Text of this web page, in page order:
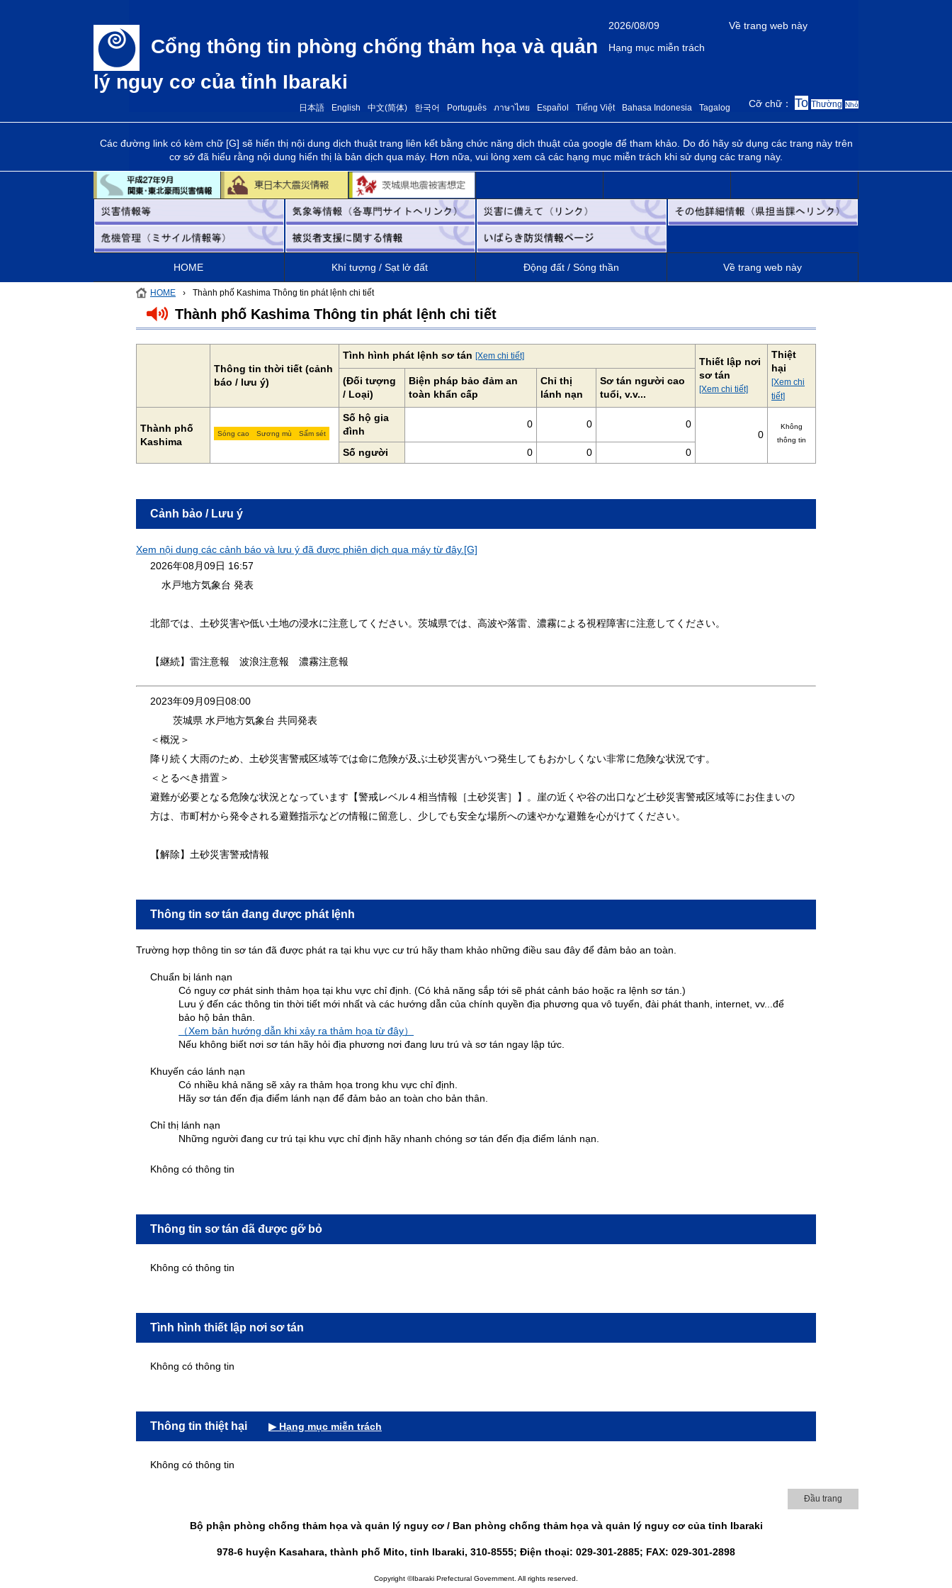
Cổng thông tin phòng chống thảm họa và quản
lý nguy cơ của tỉnh Ibaraki
2026/08/09
Về trang web này
Hạng mục miễn trách
Cỡ chữ： To Thường Nhỏ
日本語 English 中文(简体) 한국어 Português ภาษาไทย Español Tiếng Việt Bahasa Indonesia Tagalog
Các đường link có kèm chữ [G] sẽ hiển thị nội dung dịch thuật trang liên kết bằng chức năng dịch thuật của google để tham khảo. Do đó hãy sử dụng các trang này trên
cơ sở đã hiểu rằng nội dung hiển thị là bản dịch qua máy. Hơn nữa, vui lòng xem cả các hạng mục miễn trách khi sử dụng các trang này.
HOME Khí tượng / Sạt lở đất Động đất / Sóng thần Về trang web này
HOME › Thành phố Kashima Thông tin phát lệnh chi tiết
Thành phố Kashima Thông tin phát lệnh chi tiết
Thông tin thời tiết (cảnh
báo / lưu ý)
Tình hình phát lệnh sơ tán [Xem chi tiết]
Thiết lập nơi
sơ tán
[Xem chi tiết]
Thiệt
hại
[Xem chi
tiết]
(Đối tượng
/ Loại)
Biện pháp bảo đảm an
toàn khẩn cấp
Chỉ thị
lánh nạn
Sơ tán người cao
tuổi, v.v...
Thành phố
Kashima
Sóng cao Sương mù Sấm sét
Số hộ gia
đình
0 0
0
0
Không
thông tin
Số người 0 0 0
Cảnh bảo / Lưu ý
Xem nội dung các cảnh báo và lưu ý đã được phiên dịch qua máy từ đây.[G]
2026年08月09日 16:57
水戸地方気象台 発表
北部では、土砂災害や低い土地の浸水に注意してください。茨城県では、高波や落雷、濃霧による視程障害に注意してください。
【継続】雷注意報 波浪注意報 濃霧注意報
2023年09月09日08:00
茨城県 水戸地方気象台 共同発表
＜概況＞
降り続く大雨のため、土砂災害警戒区域等では命に危険が及ぶ土砂災害がいつ発生してもおかしくない非常に危険な状況です。
＜とるべき措置＞
避難が必要となる危険な状況となっています【警戒レベル４相当情報［土砂災害］】。崖の近くや谷の出口など土砂災害警戒区域等にお住まいの
方は、市町村から発令される避難指示などの情報に留意し、少しでも安全な場所への速やかな避難を心がけてください。
【解除】土砂災害警戒情報
Thông tin sơ tán đang được phát lệnh
Trường hợp thông tin sơ tán đã được phát ra tại khu vực cư trú hãy tham khảo những điều sau đây để đảm bảo an toàn.
Chuẩn bị lánh nạn
Có nguy cơ phát sinh thảm họa tại khu vực chỉ định. (Có khả năng sắp tới sẽ phát cảnh báo hoặc ra lệnh sơ tán.)
Lưu ý đến các thông tin thời tiết mới nhất và các hướng dẫn của chính quyền địa phương qua vô tuyến, đài phát thanh, internet, vv...để
bảo hộ bản thân.
（Xem bản hướng dẫn khi xảy ra thảm họa từ đây）
Nếu không biết nơi sơ tán hãy hỏi địa phương nơi đang lưu trú và sơ tán ngay lập tức.
Khuyến cáo lánh nạn
Có nhiều khả năng sẽ xảy ra thảm họa trong khu vực chỉ định.
Hãy sơ tán đến địa điểm lánh nạn để đảm bảo an toàn cho bản thân.
Chỉ thị lánh nạn
Những người đang cư trú tại khu vực chỉ định hãy nhanh chóng sơ tán đến địa điểm lánh nạn.
Không có thông tin
Thông tin sơ tán đã được gỡ bỏ
Không có thông tin
Tình hình thiết lập nơi sơ tán
Không có thông tin
Thông tin thiệt hại ▶ Hạng mục miễn trách
Không có thông tin
Đầu trang
Bộ phận phòng chống thảm họa và quản lý nguy cơ / Ban phòng chống thảm họa và quản lý nguy cơ của tỉnh Ibaraki
978-6 huyện Kasahara, thành phố Mito, tỉnh Ibaraki, 310-8555; Điện thoại: 029-301-2885; FAX: 029-301-2898
Copyright ©Ibaraki Prefectural Government. All rights reserved.